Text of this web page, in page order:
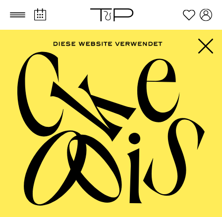
Zum Hauptinhalt springen Zum Footer springen
FILTER
JUNE 2027
AALTO BALLETT ESSEN
Wednesday
02.06.2027
17:30 - 19:00
Alto Theater